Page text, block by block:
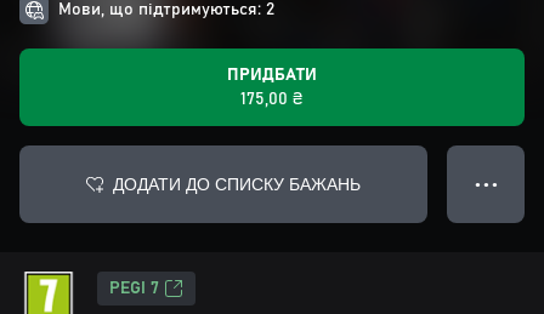
Мови, що підтримуються: 2
ПРИДБАТИ
175,00 ₴
ДОДАТИ ДО СПИСКУ БАЖАНЬ ● ● ●
PEGI 7